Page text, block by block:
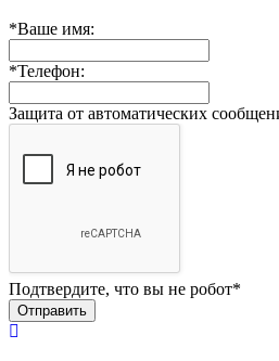
*Ваше имя:
*Телефон:
Защита от автоматических
Подтвердите, что вы не робот*